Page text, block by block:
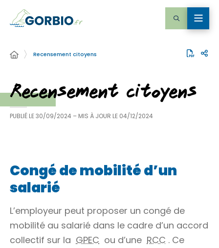
Recensement citoyens
Recensement citoyens
PUBLIÉ LE30/09/2024 – MIS À JOUR LE 04/12/2024
Congé de mobilité d’un
salarié
L’employeur peut proposer un congé de
mobilité au salarié dans le cadre d’un accord
collectif sur la GPEC ou d’une RCC . Ce